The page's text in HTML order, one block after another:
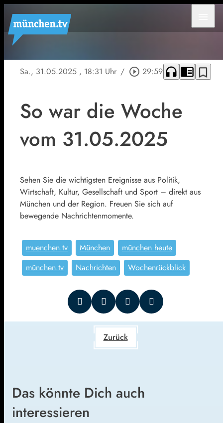
Sa., 31.05.2025 , 18:31 Uhr / play_circle_outline 29:59 headphones chrome_reader_mode bookmark_border
So war die Woche
vom 31.05.2025
Sehen Sie die wichtigsten Ereignisse aus Politik,
Wirtschaft, Kultur, Gesellschaft und Sport – direkt aus
München und der Region. Freuen Sie sich auf
bewegende Nachrichtenmomente.
muenchen.tv München
münchen heute
münchen.tv
Nachrichten Wochenrückblick
Zurück
Das könnte Dich auch
interessieren